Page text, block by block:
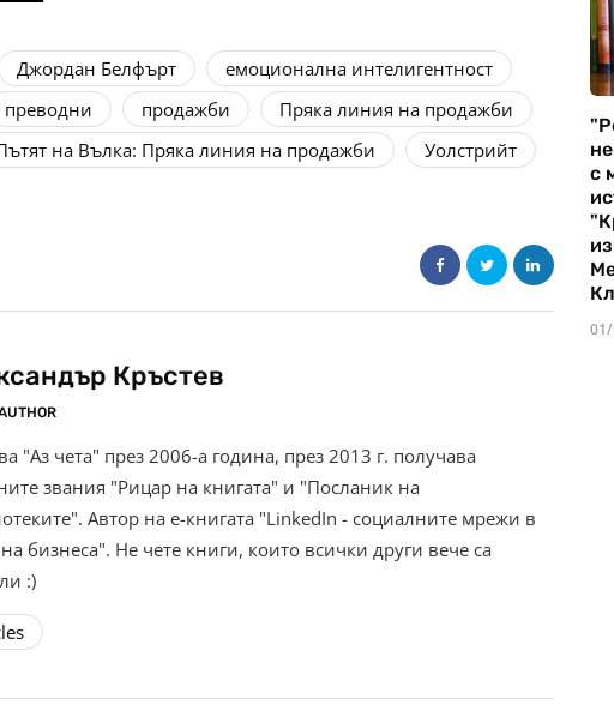
Джордан Белфърт
емоционална интелигентност
преводни продажби
Пряка линия на продажби
на Вълка: Пряка линия на продажби
Уолстрийт
Кръстев
"Аз чета" през 2006-а година, през 2013 г. получава
звания "Рицар на книгата" и "Посланик на
Автор на е-книгата "LinkedIn - социалните мрежи в
бизнеса". Не чете книги, които всички други вече са
:)
с